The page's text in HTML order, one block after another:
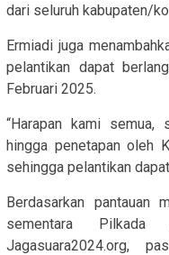
dari seluruh kabupaten/
Ermiadi juga
pelantikan dapat
Februari 2025.
“Harapan kami
hingga penetapan oleh
sehingga pelantikan
Berdasarkan pantauan
sementara
Jagasuara2024.org,